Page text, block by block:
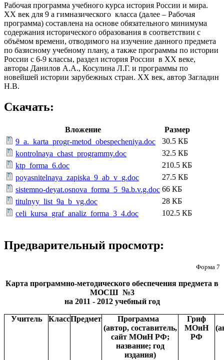
Рабочая программа учебного курса история России и мира.
XX век для 9 а гимназического класса (далее – Рабочая
программа) составлена на основе обязательного минимума
содержания исторического образования в соответствии с
объёмом времени, отводимого на изучение данного предмета
по базисному учебному плану, а также программы по истории
России с 6-9 классы, раздел история России в XX веке,
авторы Данилов А.А., Косулина Л.Г. и программы по
новейшей истории зарубежных стран. XX век, автор Загладин
Н.В.
Скачать:
Вложение
Размер
9_a._karta_progr-metod_obespecheniya.doc
30.5 КБ
kontrolnaya_chast_programmy.doc
32.5 КБ
ktp_forma_6.doc
210.5 КБ
poyasnitelnaya_zapiska_9_ab_v_g.doc
27.5 КБ
sistemno-deyat.osnova_forma_5_9a.b.v.g.doc 66 КБ
titulnyy_list_9a_b_vg.doc
28 КБ
celi_kursa_graf_analiz_forma_3_4.doc
102.5 КБ
Предварительный просмотр:
Форма 7
Карта программно-методического обеспечения предмета в
МОСШ №3
на 2011 - 2012 учебный год
Учитель КлассПредмет
Программа
(автор, составитель,
сайт МОиН РФ;
название; год
издания)
Гриф
МОиН
РФ